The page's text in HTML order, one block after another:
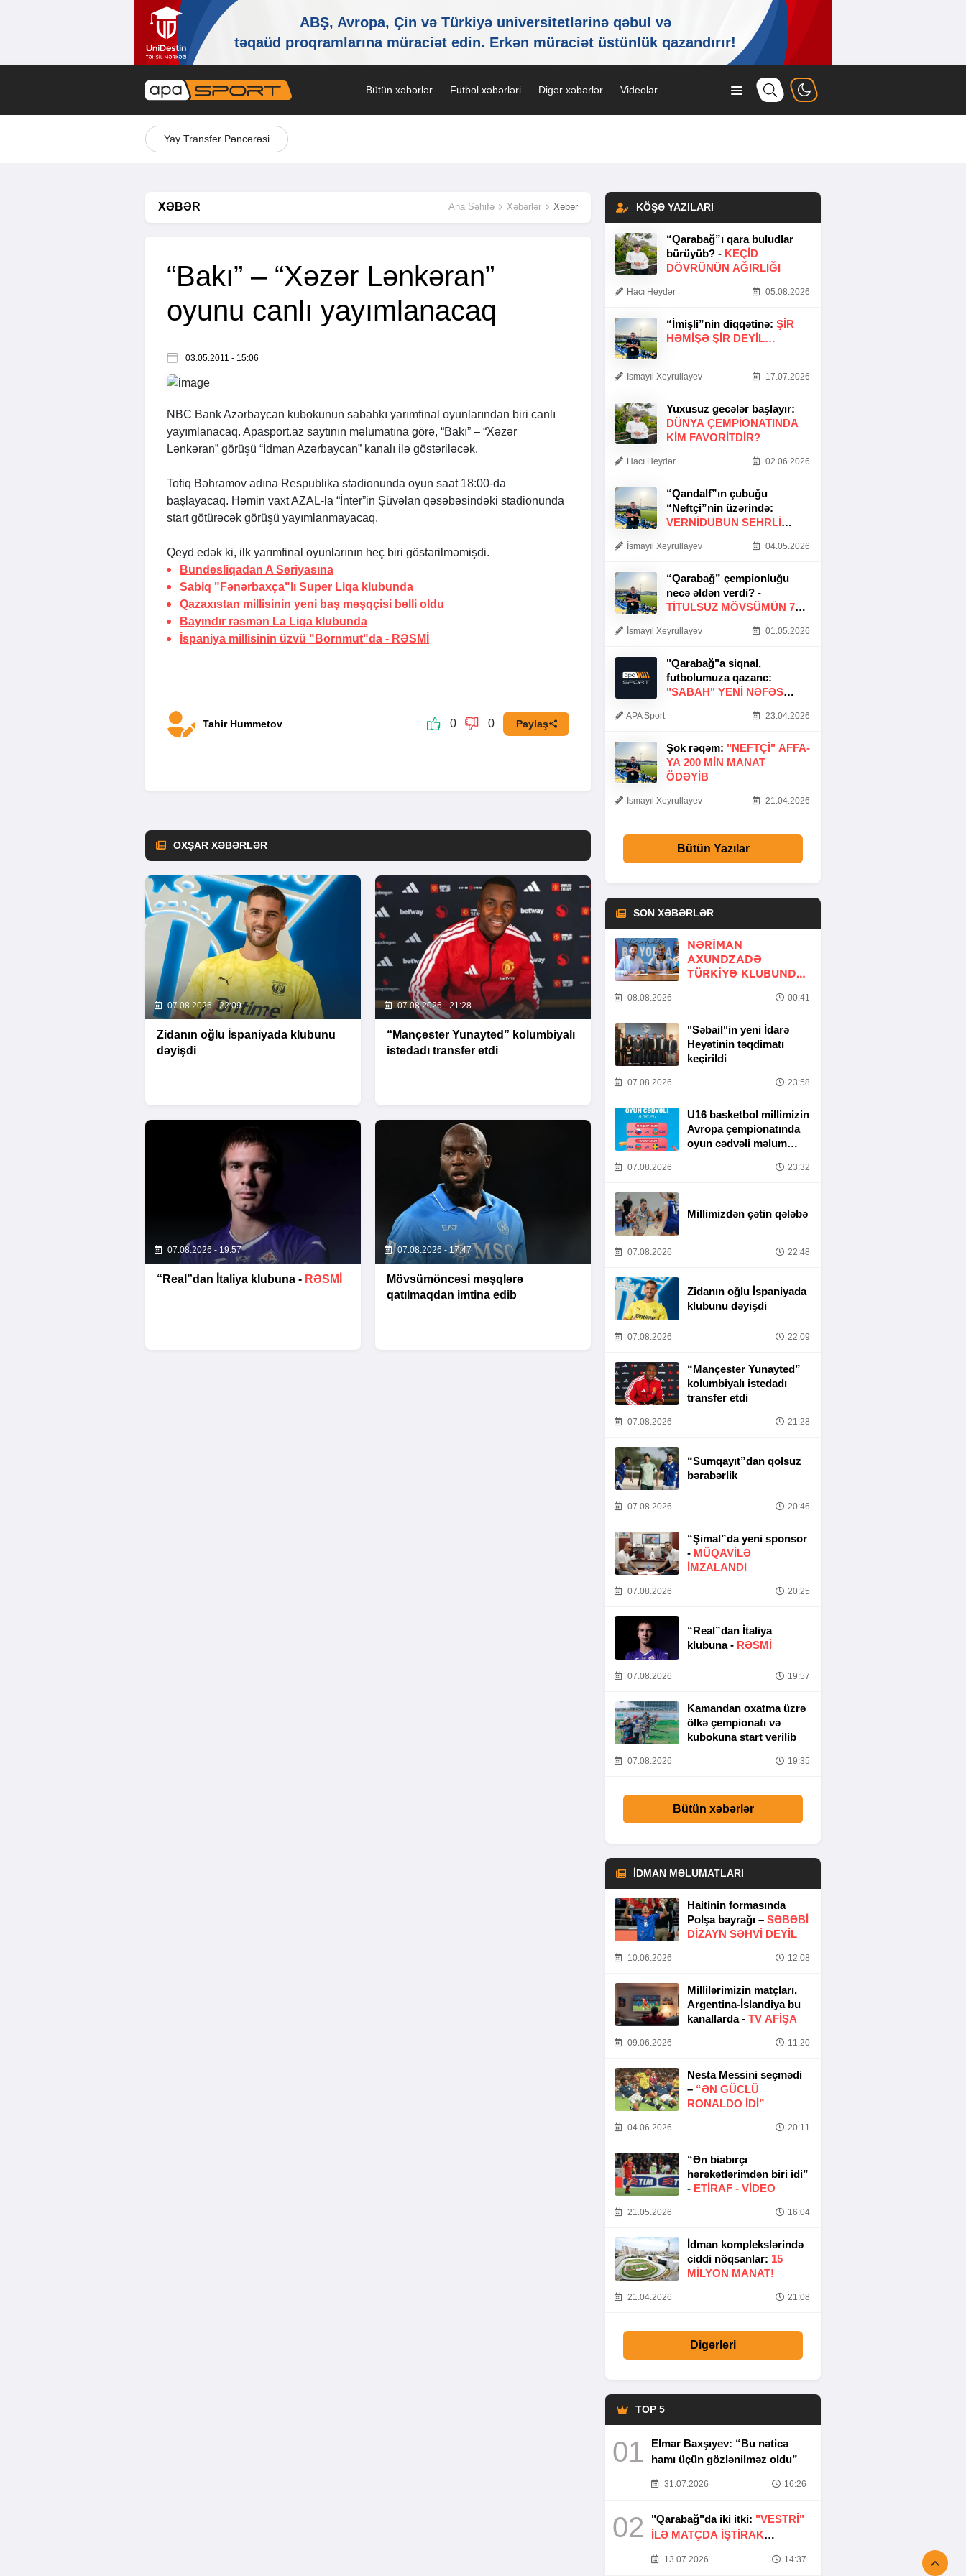
Bütün xəbərlər Futbol xəbərləri Digər xəbərlər Videolar
Yay Transfer Pəncərəsi
XƏBƏR Ana Səhifə Xəbərlər Xəbər
“Bakı” – “Xəzər Lənkəran”
oyunu canlı yayımlanacaq
03.05.2011 - 15:06
NBC Bank Azərbaycan kubokunun sabahkı yarımfinal oyunlarından biri canlı
yayımlanacaq. Apasport.az saytının məlumatına görə, “Bakı” – “Xəzər
Lənkəran” görüşü “İdman Azərbaycan” kanalı ilə göstəriləcək.
Tofiq Bəhramov adına Respublika stadionunda oyun saat 18:00-da
başlayacaq. Həmin vaxt AZAL-la “İnter”in Şüvəlan qəsəbəsindəki stadionunda
start götürəcək görüşü yayımlanmayacaq.
Qeyd edək ki, ilk yarımfinal oyunlarının heç biri göstərilməmişdi.
Bundesliqadan A Seriyasına
Sabiq "Fənərbaxça"lı Super Liqa klubunda
Qazaxıstan millisinin yeni baş məşqçisi bəlli oldu
Bayındır rəsmən La Liqa klubunda
İspaniya millisinin üzvü "Bornmut"da - RƏSMİ
Tahir Hummetov 0 0 Paylaş
OXŞAR XƏBƏRLƏR
07.08.2026 - 22:09
Zidanın oğlu İspaniyada klubunu
dəyişdi
07.08.2026 - 21:28
“Mançester Yunayted” kolumbiyalı
istedadı transfer etdi
07.08.2026 - 19:57
“Real”dan İtaliya klubuna - RƏSMİ
07.08.2026 - 17:47
Mövsümöncəsi məşqlərə
qatılmaqdan imtina edib
KÖŞƏ YAZILARI
“Qarabağ”ı qara buludlar
bürüyüb? - KEÇID
DÖVRÜNÜN AĞIRLIĞI
Hacı Heydər 05.08.2026
“İmişli”nin diqqətinə: ŞIR
HƏMIŞƏ ŞIR DEYIL…
İsmayıl Xeyrullayev 17.07.2026
Yuxusuz gecələr başlayır:
DÜNYA ÇEMPIONATINDA
KIM FAVORITDIR?
Hacı Heydər 02.06.2026
“Qandalf”ın çubuğu
“Neftçi”nin üzərində:
VERNİDUBUN SEHRLİ
İsmayıl Xeyrullayev 04.05.2026
“Qarabağ” çempionluğu
necə əldən verdi? -
TITULSUZ MÖVSÜMÜN 7
İsmayıl Xeyrullayev 01.05.2026
"Qarabağ"a siqnal,
futbolumuza qazanc:
"SABAH" YENI NƏFƏS
APA Sport 23.04.2026
Şok rəqəm: "NEFTÇI" AFFA-
YA 200 MIN MANAT
ÖDƏYIB
İsmayıl Xeyrullayev 21.04.2026
Bütün Yazılar
SON XƏBƏRLƏR
NƏRIMAN
AXUNDZADƏ
TÜRKIYƏ KLUBUNDA
08.08.2026 00:41
"Səbail"in yeni İdarə
Heyətinin təqdimatı
keçirildi
07.08.2026 23:58
U16 basketbol millimizin
Avropa çempionatında
oyun cədvəli məlum
07.08.2026 23:32
Millimizdən çətin qələbə
07.08.2026 22:48
Zidanın oğlu İspaniyada
klubunu dəyişdi
07.08.2026 22:09
“Mançester Yunayted”
kolumbiyalı istedadı
transfer etdi
07.08.2026 21:28
“Sumqayıt”dan qolsuz
bərabərlik
07.08.2026 20:46
“Şimal”da yeni sponsor
- MÜQAVİLƏ
İMZALANDI
07.08.2026 20:25
“Real”dan İtaliya
klubuna - RƏSMİ
07.08.2026 19:57
Kamandan oxatma üzrə
ölkə çempionatı və
kubokuna start verilib
07.08.2026 19:35
Bütün xəbərlər
İDMAN MƏLUMATLARI
Haitinin formasında
Polşa bayrağı – SƏBƏBI
DIZAYN SƏHVI DEYIL
10.06.2026 12:08
Millilərimizin matçları,
Argentina-İslandiya bu
kanallarda - TV AFİŞA
09.06.2026 11:20
Nesta Messini seçmədi
– “ƏN GÜCLÜ
RONALDO IDI”
04.06.2026 20:11
“Ən biabırçı
hərəkətlərimdən biri idi”
- ETIRAF - VİDEO
21.05.2026 16:04
İdman komplekslərində
ciddi nöqsanlar: 15
MILYON MANAT!
21.04.2026 21:08
Digərləri
TOP 5
01
Elmar Baxşıyev: “Bu nəticə
hamı üçün gözlənilməz oldu”
31.07.2026 16:26
02 "Qarabağ"da iki itki: "VESTRİ"
İLƏ MATÇDA İŞTİRAK
13.07.2026 14:37